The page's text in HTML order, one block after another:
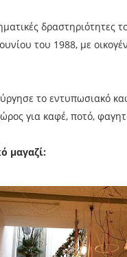
δραστηριότητες
του 1988, με
το εντυπωσιακό
για καφέ, ποτό,
μαγαζί: